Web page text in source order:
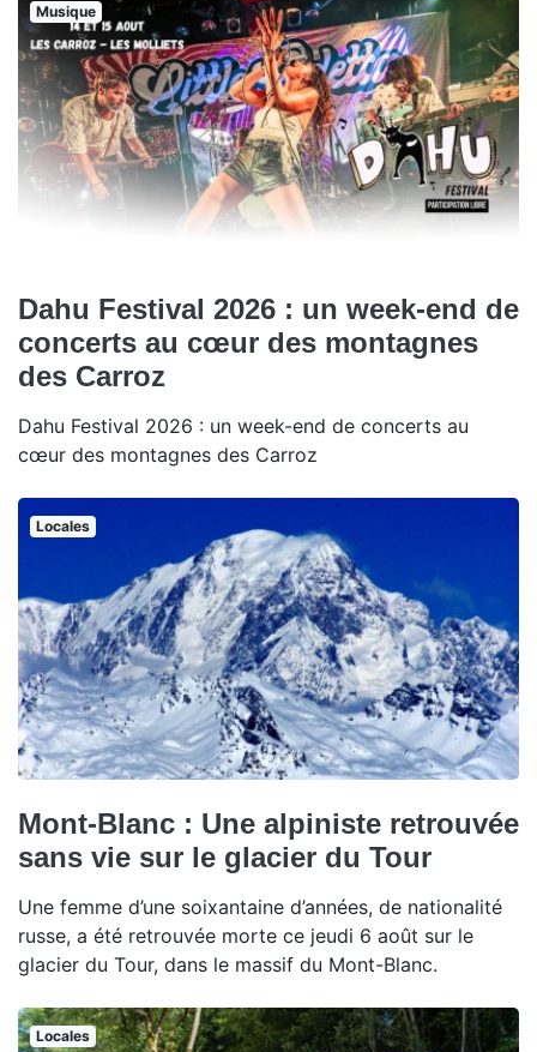
Musique
Dahu Festival 2026 : un week-end de
concerts au cœur des montagnes
des Carroz
Dahu Festival 2026 : un week-end de concerts au
cœur des montagnes des Carroz
Locales
Mont-Blanc : Une alpiniste retrouvée
sans vie sur le glacier du Tour
Une femme d’une soixantaine d’années, de nationalité
russe, a été retrouvée morte ce jeudi 6 août sur le
glacier du Tour, dans le massif du Mont-Blanc.
Locales